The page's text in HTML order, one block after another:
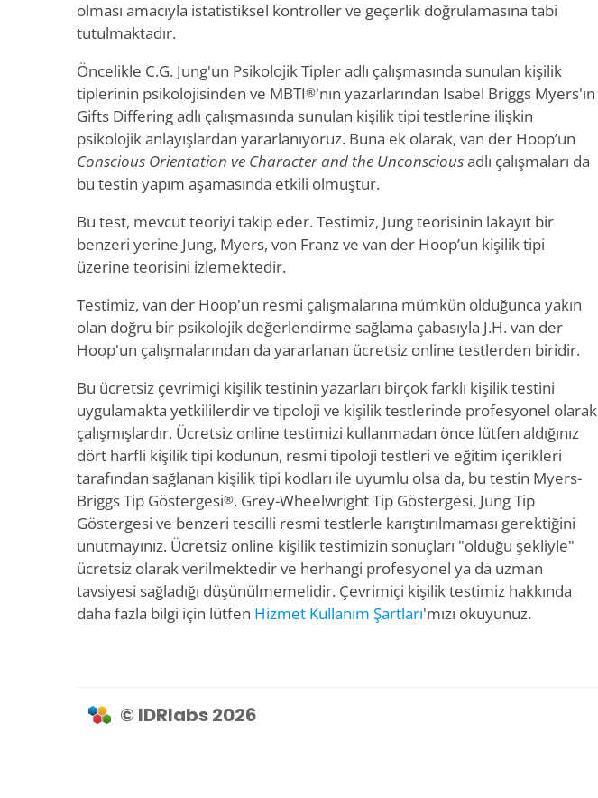
olması amacıyla istatistiksel kontroller ve geçerlik doğrulamasına tabi
tutulmaktadır.
Öncelikle C.G. Jung'un Psikolojik Tipler adlı çalışmasında sunulan kişilik
tiplerinin psikolojisinden ve MBTI®'nın yazarlarından Isabel Briggs Myers'ın
Gifts Differing adlı çalışmasında sunulan kişilik tipi testlerine ilişkin
psikolojik anlayışlardan yararlanıyoruz. Buna ek olarak, van der Hoop’un
Conscious Orientation ve Character and the Unconsciousadlı çalışmaları da
bu testin yapım aşamasında etkili olmuştur.
Bu test, mevcut teoriyi takip eder. Testimiz, Jung teorisinin lakayıt bir
benzeri yerine Jung, Myers, von Franz ve van der Hoop’un kişilik tipi
üzerine teorisini izlemektedir.
Testimiz, van der Hoop'un resmi çalışmalarına mümkün olduğunca yakın
olan doğru bir psikolojik değerlendirme sağlama çabasıyla J.H. van der
Hoop'un çalışmalarından da yararlanan ücretsiz online testlerden biridir.
Bu ücretsiz çevrimiçi kişilik testinin yazarları birçok farklı kişilik testini
uygulamakta yetkililerdir ve tipoloji ve kişilik testlerinde profesyonel olarak
çalışmışlardır. Ücretsiz online testimizi kullanmadan önce lütfen aldığınız
dört harfli kişilik tipi kodunun, resmi tipoloji testleri ve eğitim içerikleri
tarafından sağlanan kişilik tipi kodları ile uyumlu olsa da, bu testin Myers-
Briggs Tip Göstergesi®, Grey-Wheelwright Tip Göstergesi, Jung Tip
Göstergesi ve benzeri tescilli resmi testlerle karıştırılmaması gerektiğini
unutmayınız. Ücretsiz online kişilik testimizin sonuçları "olduğu şekliyle"
ücretsiz olarak verilmektedir ve herhangi profesyonel ya da uzman
tavsiyesi sağladığı düşünülmemelidir. Çevrimiçi kişilik testimiz hakkında
daha fazla bilgi için lütfen Hizmet Kullanım Şartları'mızı okuyunuz.
© IDRlabs 2026